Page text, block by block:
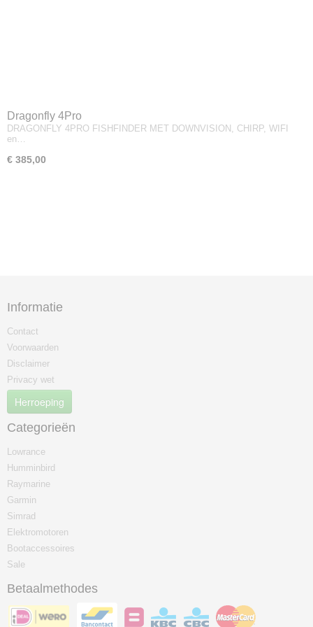
Dragonfly 4Pro
DRAGONFLY 4PRO FISHFINDER MET DOWNVISION, CHIRP, WIFI
en…
€ 385,00
Informatie
Contact
Voorwaarden
Disclaimer
Privacy wet
Herroeping
Categorieën
Lowrance
Humminbird
Raymarine
Garmin
Simrad
Elektromotoren
Bootaccessoires
Sale
Betaalmethodes